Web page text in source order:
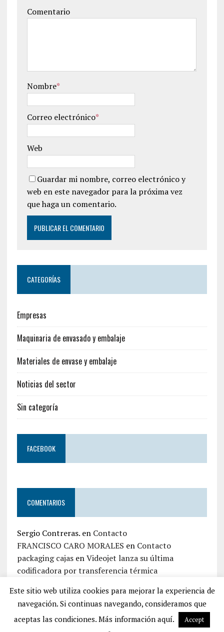
Comentario
Nombre*
Correo electrónico*
Web
Guardar mi nombre, correo electrónico y
web en este navegador para la próxima vez
que haga un comentario.
CATEGORÍAS
Empresas
Maquinaria de envasado y embalaje
Materiales de envase y embalaje
Noticias del sector
Sin categoría
FACEBOOK
COMENTARIOS
Sergio Contreras.en Contacto
FRANCISCO CARO MORALES en Contacto
packaging cajasenVideojet lanza su última
codificadora por transferencia térmica
Iván Top EmbalajeenContacto
Este sitio web utiliza cookies para mejorar la experiencia de
navegación. Si continuas navegando, consideramos que
aceptas las condiciones. Más información aquí.
Accept